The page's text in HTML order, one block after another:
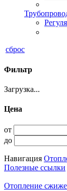
сброс
Фильтр
Загрузка...
Цена
от
до
Навигация
Полезные ссылки
Отопление